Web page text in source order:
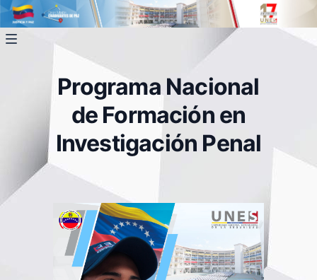
Programa Nacional
de Formación en
Investigación Penal